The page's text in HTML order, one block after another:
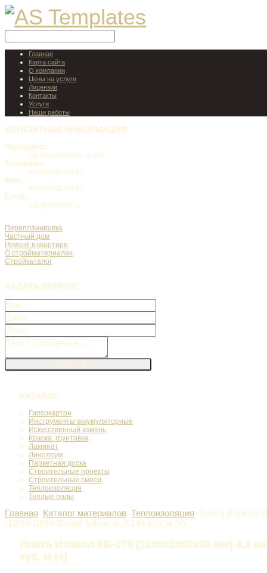
Главная
Карта сайта
О компании
Цены на услуги
Лицензии
Контакты
Услуги
Наши работы
КОНТАКТНАЯ ИНФОРМАЦИЯ:
Наш адрес:
ул. Коренастого, д.454
Телефоны:
8(499)031-50-57
Факс:
8(499)031-50-57
E-mail:
info@desrem.ru
Перепланировка
Частный дом
Ремонт в квартире
О стройматериалах
Стройкаталог
ЗАДАТЬ ВОПРОС
КАТАЛОГ
Гипсокартон
Инструменты аккумуляторные
Искусственный камень
Краска, грунтовка
Ламинат
Линолеум
Паркетная доска
Строительные проекты
Строительные смеси
Теплоизоляция
Теплые полы
Главная Каталог материалов Теплоизоляция Плита Изовол
(1200x1000х30 мм) 4,8 кв. м, 0,144 куб. м (4)
Плита Изовол КВ-175 (1200x1000х30 мм) 4,8
куб. м (4)